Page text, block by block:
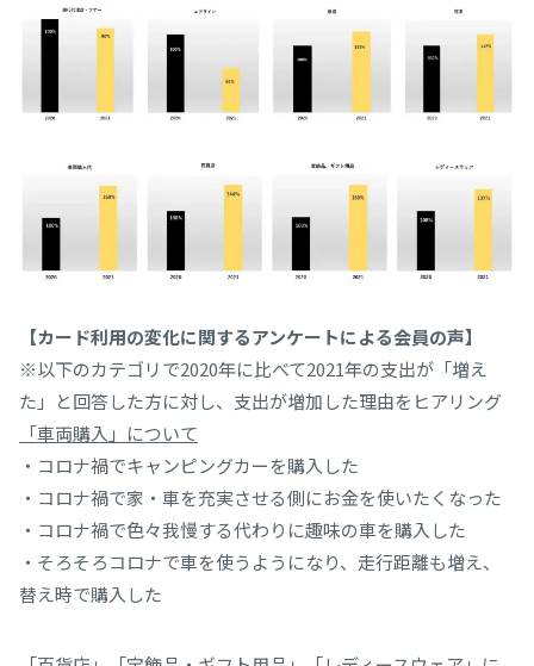
【カード利用の変化に関するアンケートによる会員の声】
※以下のカテゴリで2020年に比べて2021年の支出が「増え
た」と回答した方に対し、支出が増加した理由をヒアリング
「車両購入」について
・コロナ禍でキャンピングカーを購入した
・コロナ禍で家・車を充実させる側にお金を使いたくなった
・コロナ禍で色々我慢する代わりに趣味の車を購入した
・そろそろコロナで車を使うようになり、走行距離も増え、
替え時で購入した